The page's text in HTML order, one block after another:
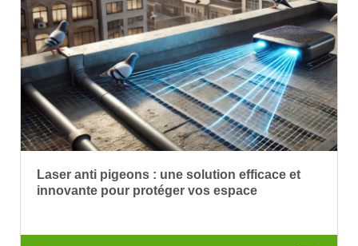
Laser anti pigeons : une solution efficace et
innovante pour protéger vos espace